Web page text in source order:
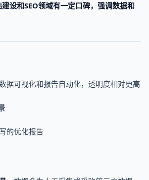
设和SEO领域有一定口碑，强调数据和
据可视化和报告自动化，透明度相对更高
的优化报告